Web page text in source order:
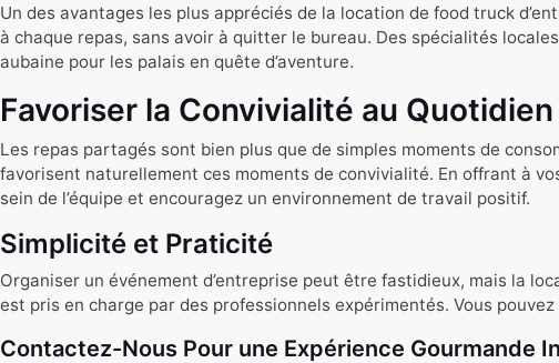
Un des avantages les plus appréciés de la location de food truck
à chaque repas, sans avoir à quitter le bureau. Des spécialités
aubaine pour les palais en quête d’aventure.
Favoriser la Convivialité au
Les repas partagés sont bien plus que de simples moments de
favorisent naturellement ces moments de convivialité. En offrant à
sein de l’équipe et encouragez un environnement de travail positif.
Simplicité et Praticité
Organiser un événement d’entreprise peut être fastidieux, mais la
est pris en charge par des professionnels expérimentés. Vous
Contactez-Nous Pour une Expérience Gourmande